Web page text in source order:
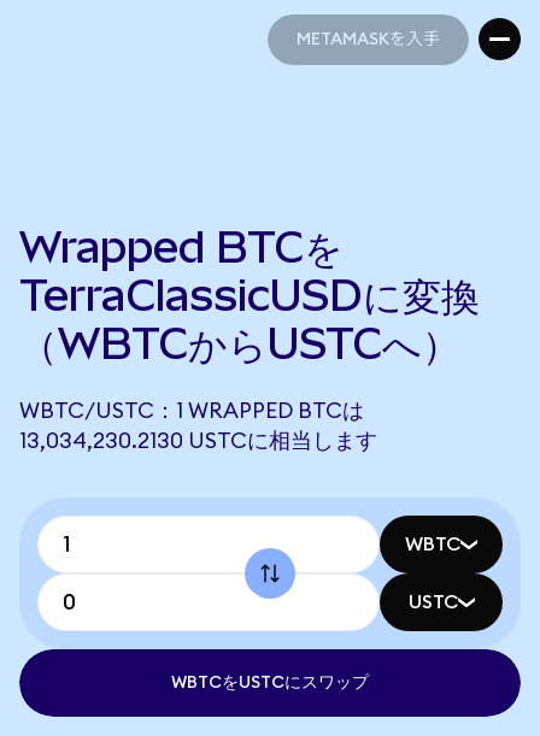
METAMASKを入手
Wrapped BTCを
TerraClassicUSDに変換
（WBTCからUSTCへ）
WBTC/USTC：1 WRAPPED BTCは
13,034,230.2130 USTCに相当します
WBTC
USTC
WBTCをUSTCにスワップ